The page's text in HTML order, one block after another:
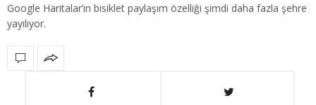
Google Haritalar’ın bisiklet paylaşım özelliği şimdi daha fazla şehre
yayılıyor.